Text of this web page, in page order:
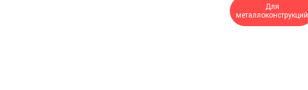
Для
металлоконструкций